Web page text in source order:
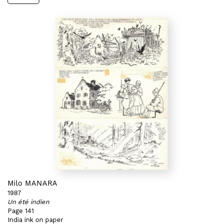
Milo MANARA
1987
Un été indien
Page 141
India ink on paper